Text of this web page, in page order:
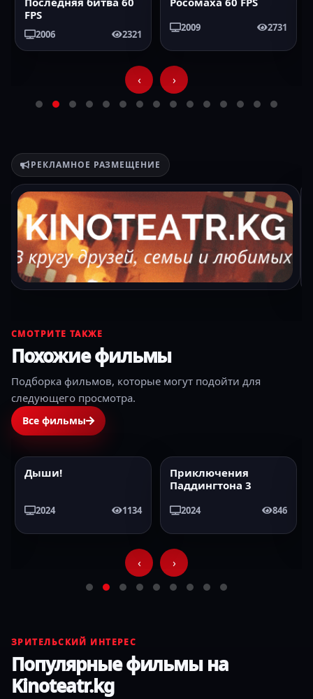
2009 2025 76
‹ ›
РЕКЛАМНОЕ РАЗМЕЩЕНИЕ
СМОТРИТЕ ТАКЖЕ
Похожие фильмы
Подборка фильмов, которые могут подойти для
следующего просмотра.
Все фильмы
2024 HD
Приключения
2024 846
2024 HD
Затерянные в Рио
Браво
2024 884
‹ ›
ЗРИТЕЛЬСКИЙ ИНТЕРЕС
Популярные фильмы на
Kinoteatr.kg